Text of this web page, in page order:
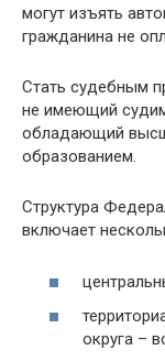
могут изъять
гражданина не
Стать судебным
не имеющий
обладающий
образованием.
Структура
включает
округа –